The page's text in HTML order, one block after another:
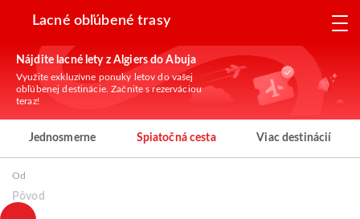
Lacné obľúbené trasy
Nájdite lacné lety z Algiers do Abuja
Využite exkluzívne ponuky letov do vašej
obľúbenej destinácie. Začnite s rezerváciou
teraz!
Jednosmerne Spiatočná cesta Viac destinácií
Od
Pôvod